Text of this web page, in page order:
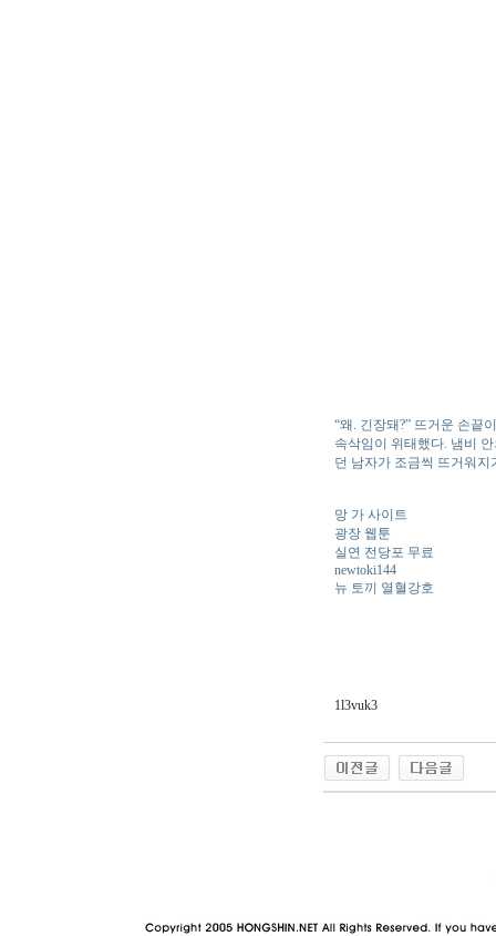
“왜. 긴장돼?” 뜨거운 손끝
속삭임이 위태했다. 냄비
던 남자가 조금씩 뜨거워지
망 가 사이트
광장 웹툰
실연 전당포 무료
newtoki144
뉴 토끼 열혈강호
1l3vuk3